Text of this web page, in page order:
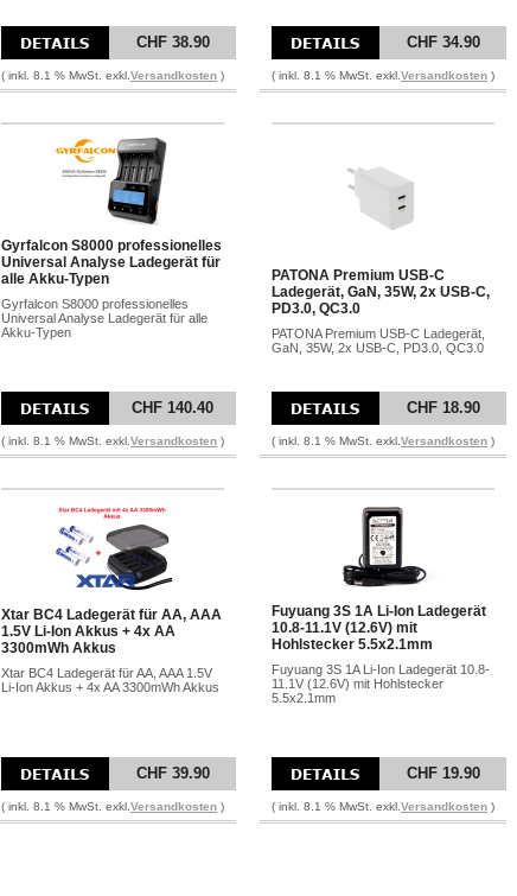
CHF 38.90
( inkl. 8.1 % MwSt. exkl. Versandkosten )
CHF 34.90
( inkl. 8.1 % MwSt. exkl. Versandkosten )
Gyrfalcon S8000 professionelles
Universal Analyse Ladegerät für
alle Akku-Typen
Gyrfalcon S8000 professionelles
Universal Analyse Ladegerät für alle
Akku-Typen
CHF 140.40
( inkl. 8.1 % MwSt. exkl. Versandkosten )
PATONA Premium USB-C
Ladegerät, GaN, 35W, 2x USB-C,
PD3.0, QC3.0
PATONA Premium USB-C Ladegerät,
GaN, 35W, 2x USB-C, PD3.0, QC3.0
CHF 18.90
( inkl. 8.1 % MwSt. exkl. Versandkosten )
Xtar BC4 Ladegerät für AA, AAA
1.5V Li-Ion Akkus + 4x AA
3300mWh Akkus
Xtar BC4 Ladegerät für AA, AAA 1.5V
Li-Ion Akkus + 4x AA 3300mWh Akkus
CHF 39.90
( inkl. 8.1 % MwSt. exkl. Versandkosten )
Fuyuang 3S 1A Li-Ion Ladegerät
10.8-11.1V (12.6V) mit
Hohlstecker 5.5x2.1mm
Fuyuang 3S 1A Li-Ion Ladegerät 10.8-
11.1V (12.6V) mit Hohlstecker
5.5x2.1mm
CHF 19.90
( inkl. 8.1 % MwSt. exkl. Versandkosten )